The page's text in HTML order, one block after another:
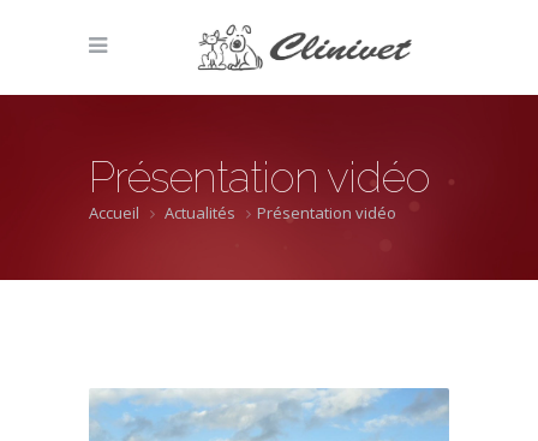
Présentation vidéo
Accueil Actualités Présentation vidéo